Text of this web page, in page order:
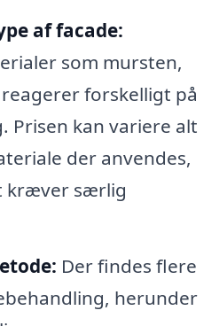
af facade:
som mursten,
forskelligt på
Prisen kan variere alt
der anvendes,
kræver særlig
Der findes flere
herunder